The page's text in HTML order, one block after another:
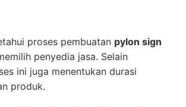
proses pembuatan pylon sign
penyedia jasa. Selain
ini juga menentukan durasi
produk.